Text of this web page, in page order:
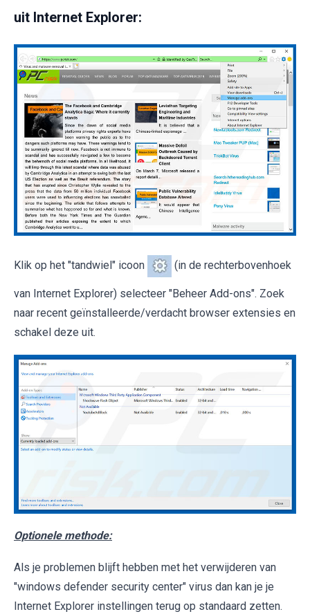
uit Internet Explorer:
Klik op het "tandwiel" icoon (in de rechterbovenhoek
van Internet Explorer) selecteer "Beheer Add-ons". Zoek
naar recent geïnstalleerde/verdacht browser extensies en
schakel deze uit.
Optionele methode:
Als je problemen blijft hebben met het verwijderen van
"windows defender security center" virus dan kan je je
Internet Explorer instellingen terug op standaard zetten.